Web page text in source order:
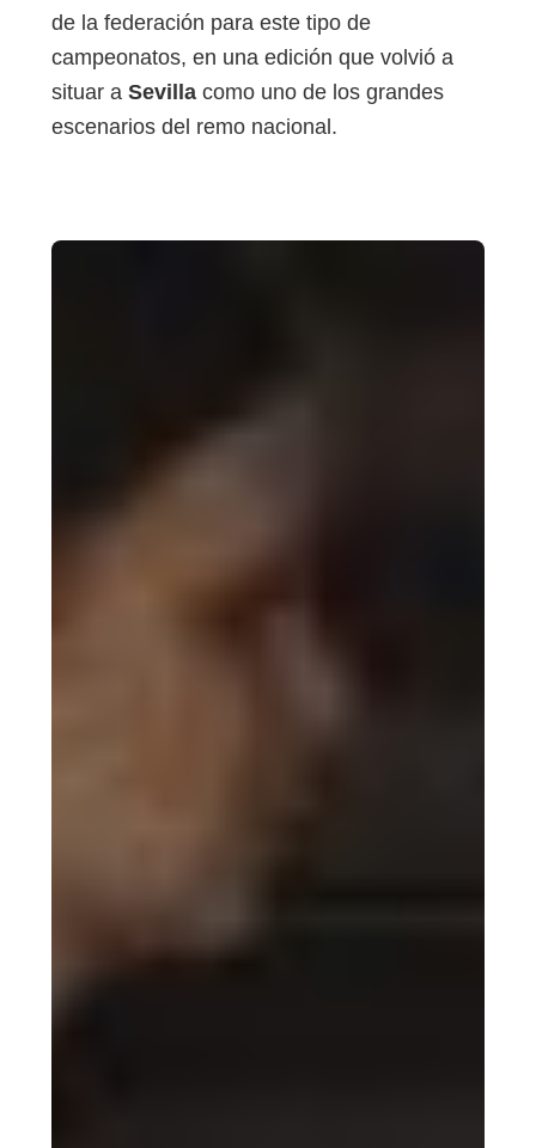
de la federación para este tipo de
campeonatos, en una edición que volvió a
situar a Sevilla como uno de los grandes
escenarios del remo nacional.